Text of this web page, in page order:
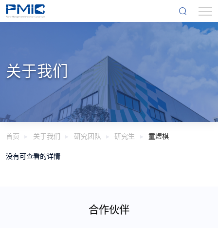
关于我们
首页 关于我们 研究团队 研究生 童煜棋
没有可查看的详情
合作伙伴